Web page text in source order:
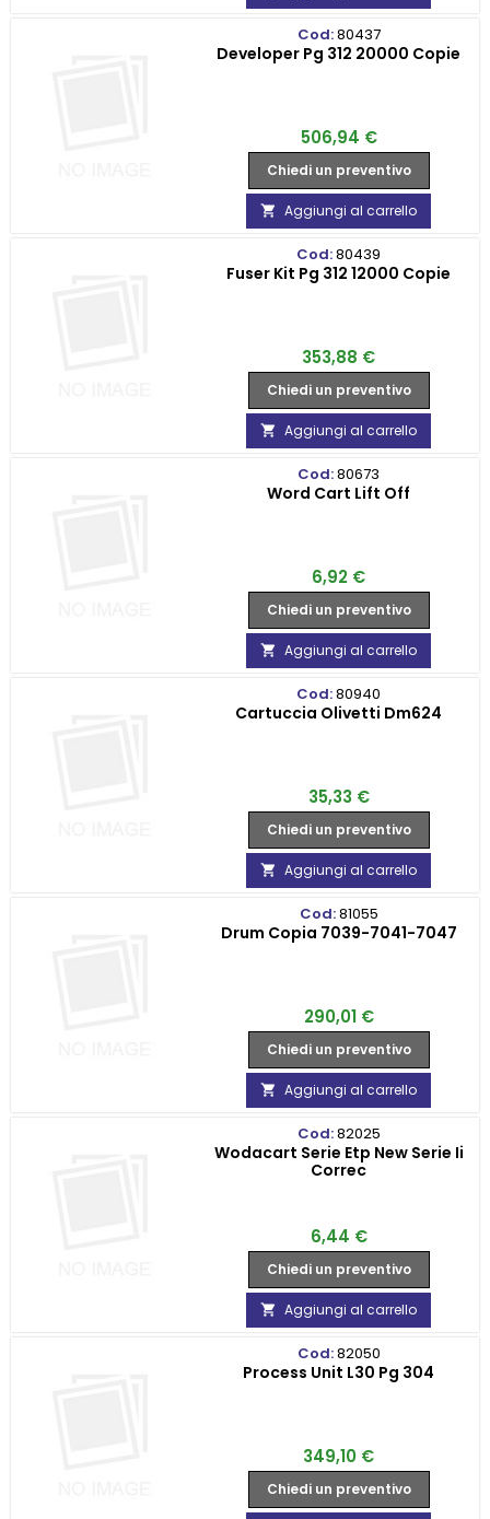
Cod:80437
Developer Pg 312 20000 Copie
Prezzo
506,94 €
Chiedi un preventivo
 Aggiungi al carrello
Cod:80439
Fuser Kit Pg 312 12000 Copie
Prezzo
353,88 €
Chiedi un preventivo
 Aggiungi al carrello
Cod:80673
Word Cart Lift Off
Prezzo
6,92 €
Chiedi un preventivo
 Aggiungi al carrello
Cod:80940
Cartuccia Olivetti Dm624
Prezzo
35,33 €
Chiedi un preventivo
 Aggiungi al carrello
Cod:81055
Drum Copia 7039-7041-7047
Prezzo
290,01 €
Chiedi un preventivo
 Aggiungi al carrello
Cod:82025
Wodacart Serie Etp New Serie Ii
Correc
Prezzo
6,44 €
Chiedi un preventivo
 Aggiungi al carrello
Cod:82050
Process Unit L30 Pg 304
Prezzo
349,10 €
Chiedi un preventivo